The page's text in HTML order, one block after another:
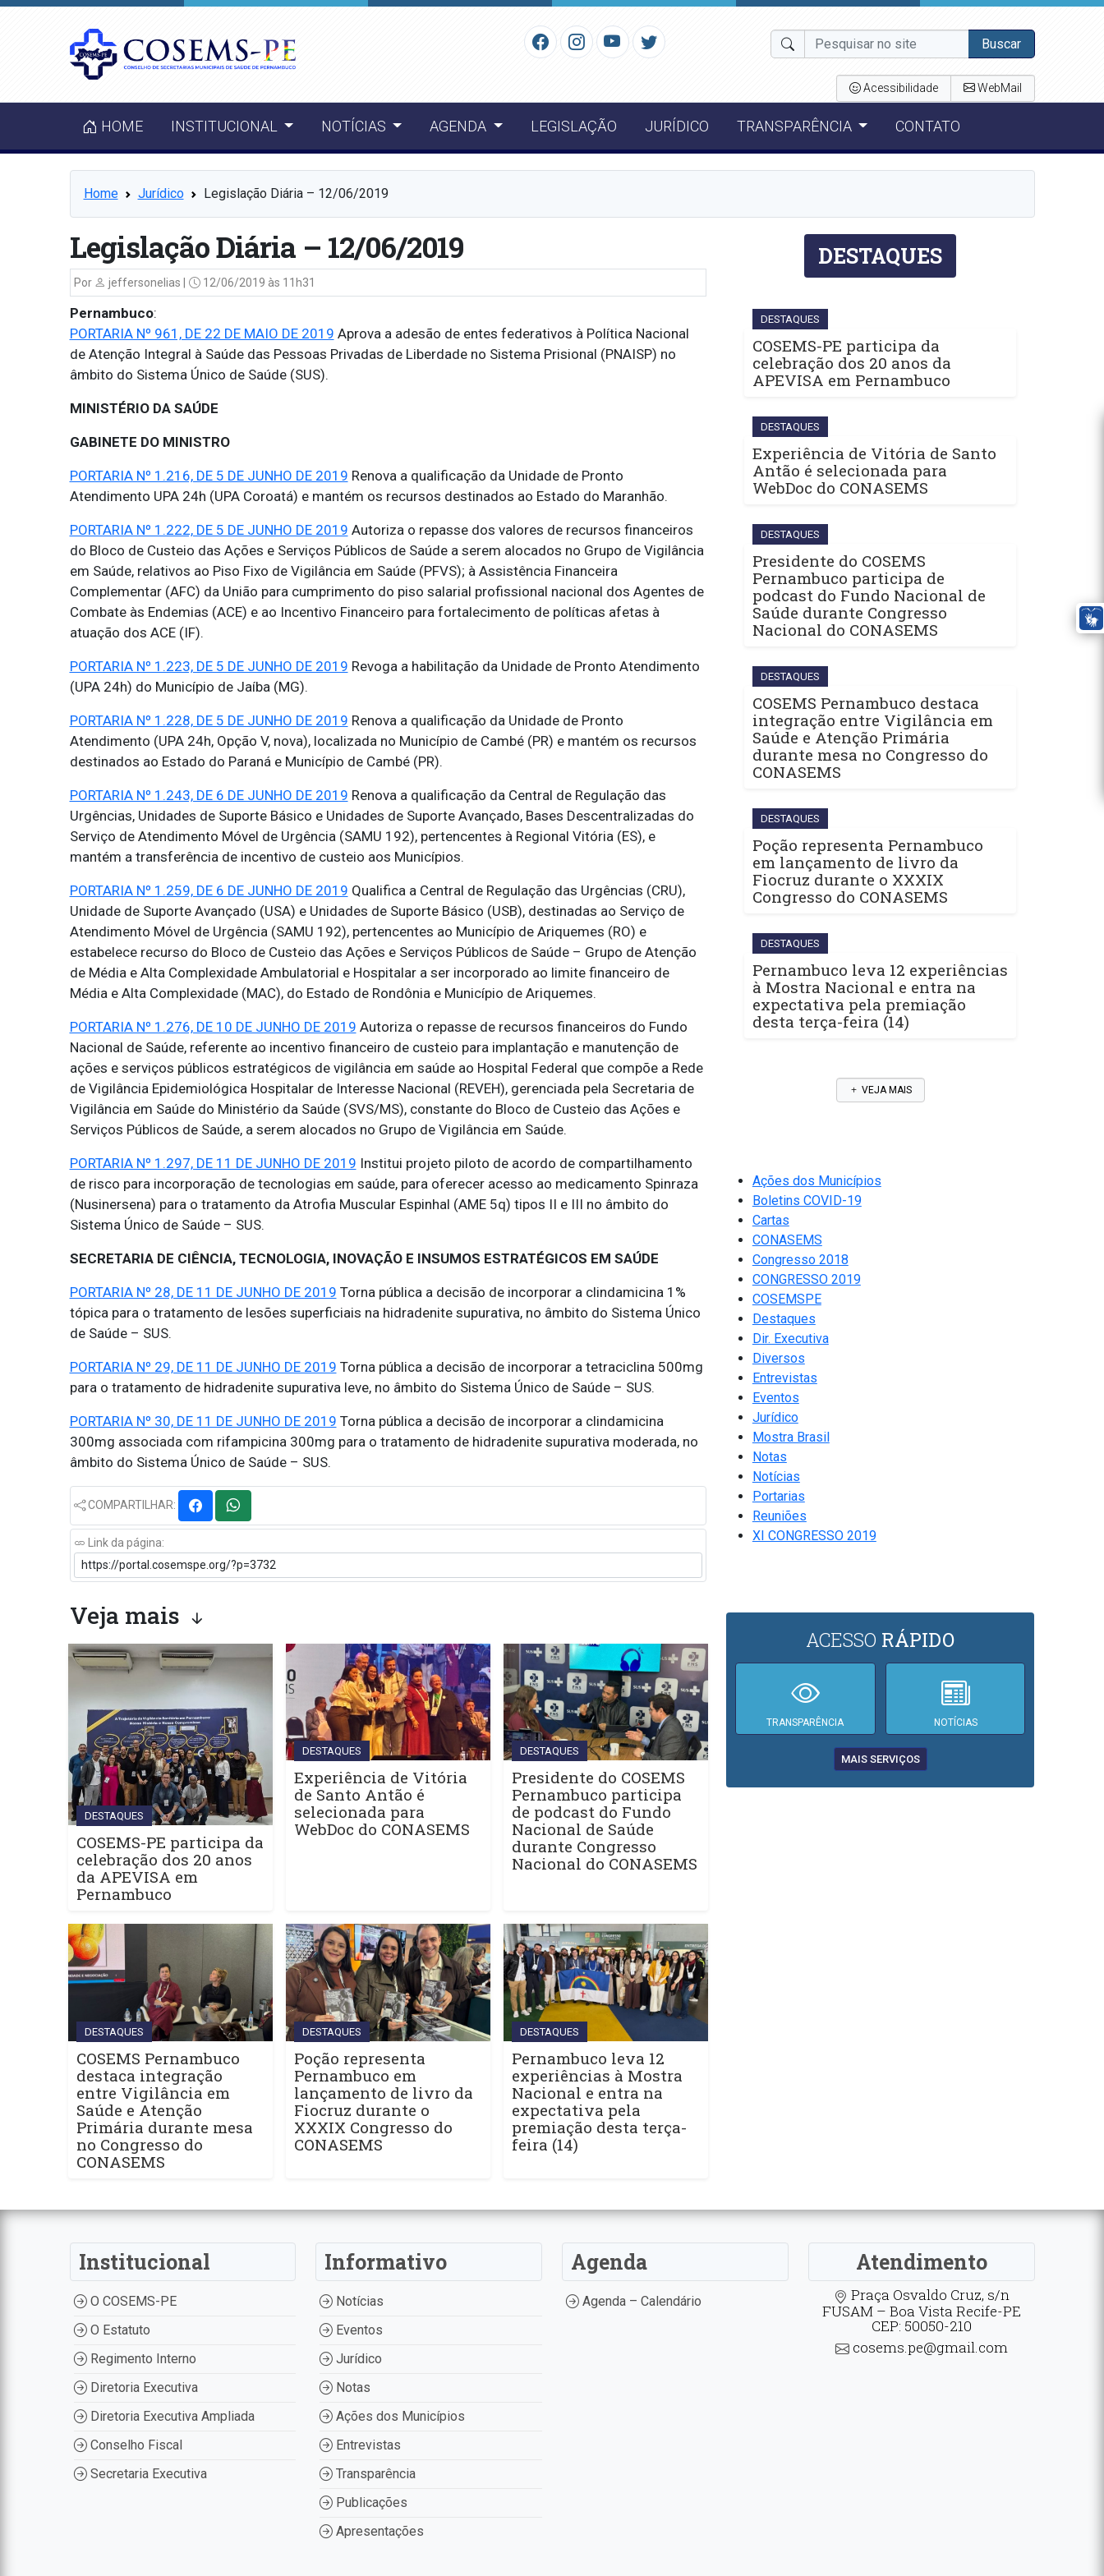
Buscar
Acessibilidade WebMail
HOME INSTITUCIONAL NOTÍCIAS AGENDA LEGISLAÇÃO JURÍDICO TRANSPARÊNCIA CONTATO
Home Jurídico Legislação Diária – 12/06/2019
Legislação Diária – 12/06/2019
Por jeffersonelias | 12/06/2019 às 11h31
Pernambuco:
PORTARIA Nº 961, DE 22 DE MAIO DE 2019 Aprova a adesão de entes federativos à Política Nacional
de Atenção Integral à Saúde das Pessoas Privadas de Liberdade no Sistema Prisional (PNAISP) no
âmbito do Sistema Único de Saúde (SUS).
MINISTÉRIO DA SAÚDE
GABINETE DO MINISTRO
PORTARIA Nº 1.216, DE 5 DE JUNHO DE 2019 Renova a qualificação da Unidade de Pronto
Atendimento UPA 24h (UPA Coroatá) e mantém os recursos destinados ao Estado do Maranhão.
PORTARIA Nº 1.222, DE 5 DE JUNHO DE 2019 Autoriza o repasse dos valores de recursos financeiros
do Bloco de Custeio das Ações e Serviços Públicos de Saúde a serem alocados no Grupo de Vigilância
em Saúde, relativos ao Piso Fixo de Vigilância em Saúde (PFVS); à Assistência Financeira
Complementar (AFC) da União para cumprimento do piso salarial profissional nacional dos Agentes de
Combate às Endemias (ACE) e ao Incentivo Financeiro para fortalecimento de políticas afetas à
atuação dos ACE (IF).
PORTARIA Nº 1.223, DE 5 DE JUNHO DE 2019 Revoga a habilitação da Unidade de Pronto Atendimento
(UPA 24h) do Município de Jaíba (MG).
PORTARIA Nº 1.228, DE 5 DE JUNHO DE 2019 Renova a qualificação da Unidade de Pronto
Atendimento (UPA 24h, Opção V, nova), localizada no Município de Cambé (PR) e mantém os recursos
destinados ao Estado do Paraná e Município de Cambé (PR).
PORTARIA Nº 1.243, DE 6 DE JUNHO DE 2019 Renova a qualificação da Central de Regulação das
Urgências, Unidades de Suporte Básico e Unidades de Suporte Avançado, Bases Descentralizadas do
Serviço de Atendimento Móvel de Urgência (SAMU 192), pertencentes à Regional Vitória (ES), e
mantém a transferência de incentivo de custeio aos Municípios.
PORTARIA Nº 1.259, DE 6 DE JUNHO DE 2019 Qualifica a Central de Regulação das Urgências (CRU),
Unidade de Suporte Avançado (USA) e Unidades de Suporte Básico (USB), destinadas ao Serviço de
Atendimento Móvel de Urgência (SAMU 192), pertencentes ao Município de Ariquemes (RO) e
estabelece recurso do Bloco de Custeio das Ações e Serviços Públicos de Saúde – Grupo de Atenção
de Média e Alta Complexidade Ambulatorial e Hospitalar a ser incorporado ao limite financeiro de
Média e Alta Complexidade (MAC), do Estado de Rondônia e Município de Ariquemes.
PORTARIA Nº 1.276, DE 10 DE JUNHO DE 2019 Autoriza o repasse de recursos financeiros do Fundo
Nacional de Saúde, referente ao incentivo financeiro de custeio para implantação e manutenção de
ações e serviços públicos estratégicos de vigilância em saúde ao Hospital Federal que compõe a Rede
de Vigilância Epidemiológica Hospitalar de Interesse Nacional (REVEH), gerenciada pela Secretaria de
Vigilância em Saúde do Ministério da Saúde (SVS/MS), constante do Bloco de Custeio das Ações e
Serviços Públicos de Saúde, a serem alocados no Grupo de Vigilância em Saúde.
PORTARIA Nº 1.297, DE 11 DE JUNHO DE 2019 Institui projeto piloto de acordo de compartilhamento
de risco para incorporação de tecnologias em saúde, para oferecer acesso ao medicamento Spinraza
(Nusinersena) para o tratamento da Atrofia Muscular Espinhal (AME 5q) tipos II e III no âmbito do
Sistema Único de Saúde – SUS.
SECRETARIA DE CIÊNCIA, TECNOLOGIA, INOVAÇÃO E INSUMOS ESTRATÉGICOS EM SAÚDE
PORTARIA Nº 28, DE 11 DE JUNHO DE 2019 Torna pública a decisão de incorporar a clindamicina 1%
tópica para o tratamento de lesões superficiais na hidradenite supurativa, no âmbito do Sistema Único
de Saúde – SUS.
PORTARIA Nº 29, DE 11 DE JUNHO DE 2019 Torna pública a decisão de incorporar a tetraciclina 500mg
para o tratamento de hidradenite supurativa leve, no âmbito do Sistema Único de Saúde – SUS.
PORTARIA Nº 30, DE 11 DE JUNHO DE 2019 Torna pública a decisão de incorporar a clindamicina
300mg associada com rifampicina 300mg para o tratamento de hidradenite supurativa moderada, no
âmbito do Sistema Único de Saúde – SUS.
COMPARTILHAR:
Link da página:
Veja mais
DESTAQUES
COSEMS-PE participa da
celebração dos 20 anos
da APEVISA em
Pernambuco
DESTAQUES
Experiência de Vitória
de Santo Antão é
selecionada para
WebDoc do CONASEMS
DESTAQUES
Presidente do COSEMS
Pernambuco participa
de podcast do Fundo
Nacional de Saúde
durante Congresso
Nacional do CONASEMS
DESTAQUES
COSEMS Pernambuco
destaca integração
entre Vigilância em
Saúde e Atenção
Primária durante mesa
no Congresso do
CONASEMS
DESTAQUES
Poção representa
Pernambuco em
lançamento de livro da
Fiocruz durante o
XXXIX Congresso do
CONASEMS
DESTAQUES
Pernambuco leva 12
experiências à Mostra
Nacional e entra na
expectativa pela
premiação desta terça-
feira (14)
DESTAQUES
DESTAQUES
COSEMS-PE participa da
celebração dos 20 anos da
APEVISA em Pernambuco
DESTAQUES
Experiência de Vitória de Santo
Antão é selecionada para
WebDoc do CONASEMS
DESTAQUES
Presidente do COSEMS
Pernambuco participa de
podcast do Fundo Nacional de
Saúde durante Congresso
Nacional do CONASEMS
DESTAQUES
COSEMS Pernambuco destaca
integração entre Vigilância em
Saúde e Atenção Primária
durante mesa no Congresso do
CONASEMS
DESTAQUES
Poção representa Pernambuco
em lançamento de livro da
Fiocruz durante o XXXIX
Congresso do CONASEMS
DESTAQUES
Pernambuco leva 12 experiências
à Mostra Nacional e entra na
expectativa pela premiação
desta terça-feira (14)
VEJA MAIS
Ações dos Municípios
Boletins COVID-19
Cartas
CONASEMS
Congresso 2018
CONGRESSO 2019
COSEMSPE
Destaques
Dir. Executiva
Diversos
Entrevistas
Eventos
Jurídico
Mostra Brasil
Notas
Notícias
Portarias
Reuniões
XI CONGRESSO 2019
ACESSO RÁPIDO
TRANSPARÊNCIA NOTÍCIAS
MAIS SERVIÇOS
Institucional
O COSEMS-PE
O Estatuto
Regimento Interno
Diretoria Executiva
Diretoria Executiva Ampliada
Conselho Fiscal
Secretaria Executiva
Informativo
Notícias
Eventos
Jurídico
Notas
Ações dos Municípios
Entrevistas
Transparência
Publicações
Apresentações
Agenda
Agenda – Calendário
Atendimento
Praça Osvaldo Cruz, s/n
FUSAM – Boa Vista Recife-PE
CEP: 50050-210
cosems.pe@gmail.com